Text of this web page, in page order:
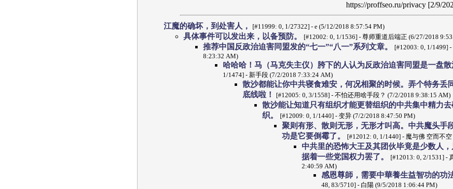
https://proffseo.ru/privacy [2/9/
江魔的确坏，到处害人， [#11999: 0, 1/27322] - e (5/12/2018 8:57:54 PM)
具体事件可以发出来，以备预防。 [#12002: 0, 1/1536] - 尊师重道后端正 (6/27/2018
推荐中国反政治迫害同盟发的“七一”“八一”系列文章。
[#12003: 0, 1/1499]
8:23:32 AM)
哈哈哈！马（马克失主仪）胯下的人认为反政治迫害同盟是一盘散
1/1474] - 新手段 (7/2/2018 7:33:24 AM)
散沙都能让你中共寝食难安，何况相聚的时候。弄个特务丢
底线啦！
[#12005: 0, 3/1558] - 不怕还用啥手段？ (7/2/2018 9:38:15 AM)
散沙能让知道只有组织才能更替组织的中共集中精力
织。
[#12009: 0, 1/1440] - 变异 (7/2/2018 8:47:50 PM)
聚则有形、散则无形，无形才叫高。中共魔头手
功是它要倒霉了。
[#12012: 0, 1/1440] - 魔与佛 空而不
中共里的恐怖大王及其团伙毕竟是少数人
据着一些党国权力罢了。
[#12013: 0, 2/1531] -
2:40:59 AM)
感恩尊師，需要中華養生益智功的功
48, 83/5710] - 白陽 (9/5/2018 1:06:44 PM)